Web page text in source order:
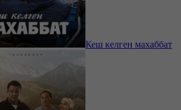
Кеш келген махаббат